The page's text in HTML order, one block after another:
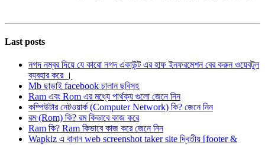
Last posts
নগদ নম্বর দিয়ে যে কারো নগদ একাউন্ট এর হাফ ইনফরমেশন বের করুন ওয়েবটুল
ব্যবহার করে ।
Mb ছাড়াই facebook চালান ছবিসহ
Ram এবং Rom এর মধ্যে পার্থক্য গুলো জেনে নিন
কম্পিউটার নেটওয়ার্ক (Computer Network) কি? জেনে নিন
রম (Rom) কি? রম কিভাবে কাজ করে
Ram কি? Ram কিভাবে কাজ করে জেনে নিন
Wapkiz এ বানান web screenshot taker site দ্বিতীয় [footer &